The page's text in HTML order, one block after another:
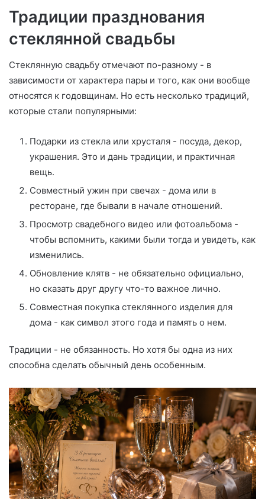
Традиции празднования
стеклянной свадьбы
Стеклянную свадьбу отмечают по-разному - в
зависимости от характера пары и того, как они вообще
относятся к годовщинам. Но есть несколько традиций,
которые стали популярными:
Подарки из стекла или хрусталя - посуда, декор,
украшения. Это и дань традиции, и практичная
вещь.
Совместный ужин при свечах - дома или в
ресторане, где бывали в начале отношений.
Просмотр свадебного видео или фотоальбома -
чтобы вспомнить, какими были тогда и увидеть, как
изменились.
Обновление клятв - не обязательно официально,
но сказать друг другу что-то важное лично.
Совместная покупка стеклянного изделия для
дома - как символ этого года и память о нем.
Традиции - не обязанность. Но хотя бы одна из них
способна сделать обычный день особенным.